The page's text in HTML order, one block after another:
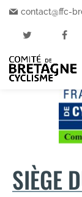
contact@ffc-
Accueil Contact
SIÈGE